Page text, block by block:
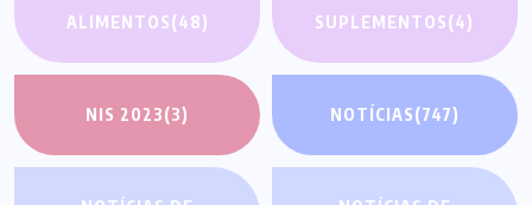
ALIMENTOS(48)
SUPLEMENTOS(4)
NIS 2023(3) NOTÍCIAS(747)